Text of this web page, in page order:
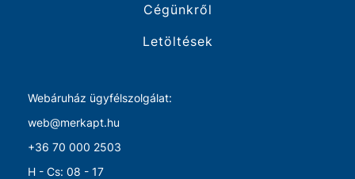
Cégünkről
Letöltések
Webáruház ügyfélszolgálat:
web@merkapt.hu
+36 70 000 2503
H - Cs: 08 - 17